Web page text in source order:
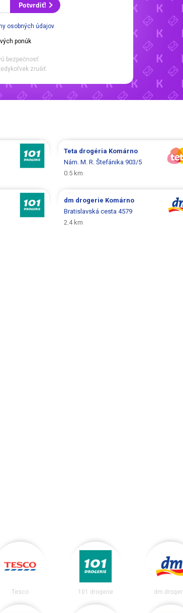
Potvrdiť!
osobných údajov
ponúk
bezpečnosť.
zrušiť.
Teta drogéria Komárno
Nám. M. R. Štefánika 903/5
0.5 km
dm drogerie Komárno
Bratislavská cesta 4579
2.4 km
Tesco 101 drogerie dm